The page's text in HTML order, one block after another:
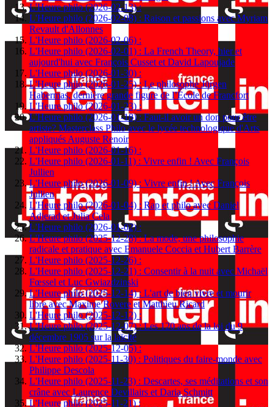
L'Heure philo (2026-02-13) :
L'Heure philo (2026-02-08) : Raison et passions avec Myriam
Revault d'Allonnes
L'Heure philo (2026-02-06) :
L'Heure philo (2026-02-01) : La French Theory, hier et
aujourd'hui avec François Cusset et David Lapoujade
L'Heure philo (2026-01-30) :
L'Heure philo (2026-01-25) : Le philosophe Jürgen
Habermas, dernière grande figure de l’École de Francfort
L'Heure philo (2026-01-23) :
L'Heure philo (2026-01-18) : Faut-il avoir un don pour être
artiste? Masterclass Philo avec le lycée technologique d'Arts
appliqués Auguste Renoir
L'Heure philo (2026-01-16) :
L'Heure philo (2026-01-11) : Vivre enfin ! Avec François
Jullien
L'Heure philo (2026-01-09) : Vivre enfin ! Avec François
Jullien
L'Heure philo (2026-01-04) : Rap et philo avec Daniel
Adjerad et Julia Cela
L'Heure philo (2026-01-02) :
L'Heure philo (2025-12-28) : La mode, une philosophie
radicale et pratique avec Emanuele Coccia et Hubert Barrère
L'Heure philo (2025-12-26) :
L'Heure philo (2025-12-21) : Consentir à la nuit avec Michaël
Fœssel et Luc Gwiazdzinski
L'Heure philo (2025-12-14) : L'art de bien vivre et mourir
libre avec Maxime Rovere et Matthieu Ricard
L'Heure philo (2025-12-12) :
L'Heure philo (2025-12-07) : Les 120 ans de la loi du 9
décembre 1905 sur la laïcité
L'Heure philo (2025-12-05) :
L'Heure philo (2025-11-30) : Politiques du faire-monde avec
Philippe Descola
L'Heure philo (2025-11-23) : Descartes, ses méditations et son
crâne avec Laurence Devillairs et Daria Schmitt
L'Heure philo (2025-11-21) :